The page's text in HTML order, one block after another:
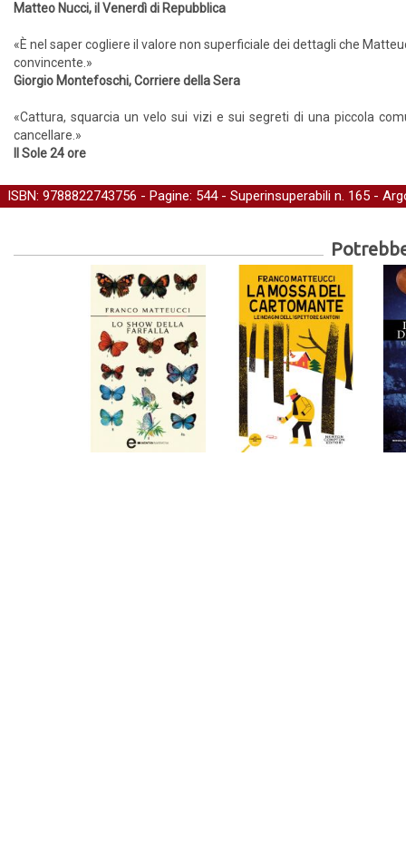
Matteo Nucci, il Venerdì di Repubblica
«È nel saper cogliere il valore non superficiale dei dettagli che
convincente.»
Giorgio Montefoschi, Corriere della Sera
«Cattura, squarcia un velo sui vizi e sui segreti di una piccola
cancellare.»
Il Sole 24 ore
ISBN: 9788822743756 - Pagine: 544 - Superinsuperabili n. 165 -